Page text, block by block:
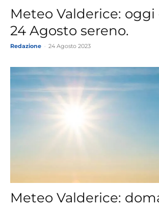
Meteo Valderice:
24 Agosto sereno.
Redazione 24 Agosto 2023
Meteo Valderice: